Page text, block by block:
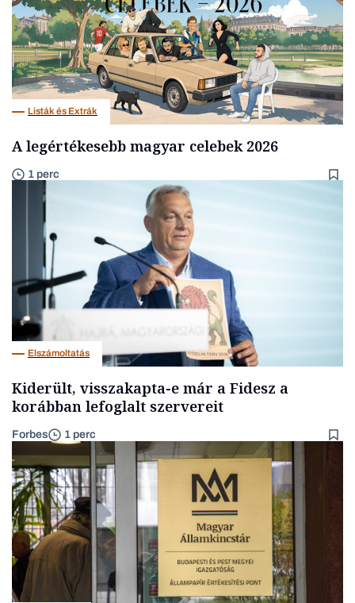
Listák és Extrák
A legértékesebb magyar celebek 2026
1 perc
Elszámoltatás
Kiderült, visszakapta-e már a Fidesz a
korábban lefoglalt szervereit
Forbes 1 perc